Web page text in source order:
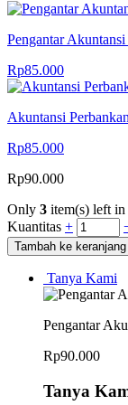
Pengantar
Rp85.000
Akuntansi
Rp85.000
Rp90.000
Only 3 item(s) left in
Kuantitas +
Tambah ke keranjang
Tanya Kami
Pengantar
Rp90.000
Tanya